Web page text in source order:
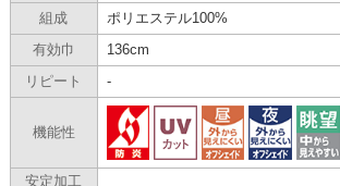
組成
ポリエステル100%
有効巾
136cm
リピート
-
機能性
安定加工